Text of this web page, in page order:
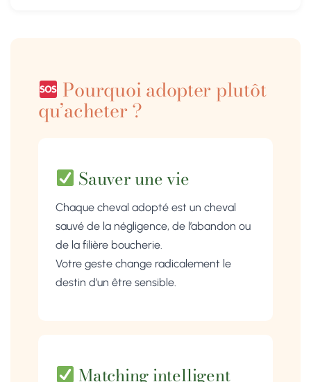
Pourquoi adopter plutôt
qu’acheter ?
Sauver une vie
Chaque cheval adopté est un cheval
sauvé de la négligence, de l’abandon ou
de la filière boucherie.
Votre geste change radicalement le
destin d’un être sensible.
Matching intelligent